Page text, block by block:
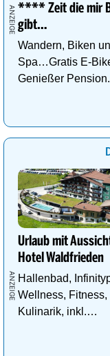
**** Zeit die mir
gibt…
Wandern, Biken
Spa…Gratis E-
Genießer
Urlaub mit
Hotel Waldfrieden
Hallenbad,
Wellness, Fitness,
Kulinarik, inkl.